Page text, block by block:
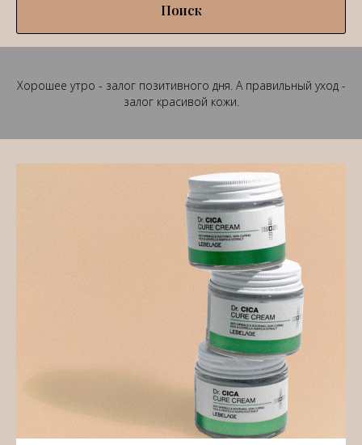
Поиск
Хорошее утро - залог позитивного дня. А правильный уход -
залог красивой кожи.